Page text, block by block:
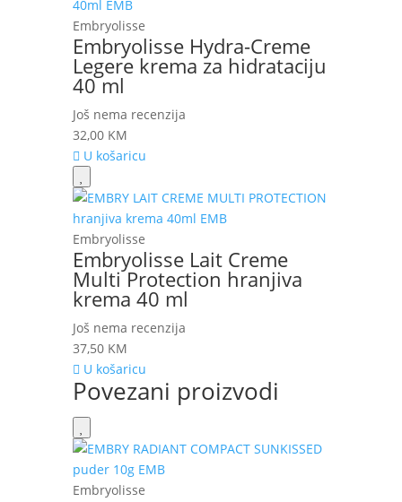
Embryolisse
Embryolisse Hydra-Creme
Legere krema za hidrataciju
40 ml
Još nema recenzija
32,00 KM
U košaricu
Embryolisse
Embryolisse Lait Creme
Multi Protection hranjiva
krema 40 ml
Još nema recenzija
37,50 KM
U košaricu
Povezani proizvodi
Embryolisse